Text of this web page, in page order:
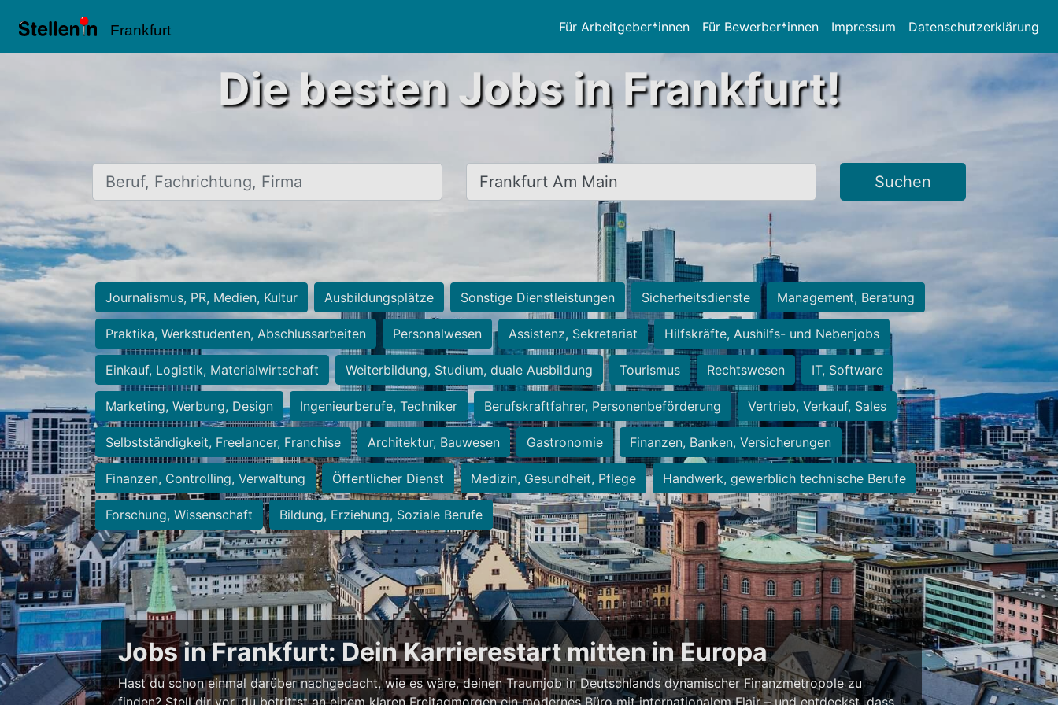
Frankfurt Für Arbeitgeber*innen Für Bewerber*innen Impressum Datenschutzerklärung
Die besten Jobs in Frankfurt!
Beruf, Fachrichtung, Firma Ort, Stadt Suchen
Journalismus, PR, Medien, Kultur Ausbildungsplätze Sonstige Dienstleistungen Sicherheitsdienste Management, Beratung
Praktika, Werkstudenten, Abschlussarbeiten Personalwesen Assistenz, Sekretariat Hilfskräfte, Aushilfs- und Nebenjobs
Einkauf, Logistik, Materialwirtschaft Weiterbildung, Studium, duale Ausbildung Tourismus Rechtswesen IT, Software
Marketing, Werbung, Design Ingenieurberufe, Techniker Berufskraftfahrer, Personenbeförderung Vertrieb, Verkauf, Sales
Selbstständigkeit, Freelancer, Franchise Architektur, Bauwesen Gastronomie Finanzen, Banken, Versicherungen
Finanzen, Controlling, Verwaltung Öffentlicher Dienst Medizin, Gesundheit, Pflege Handwerk, gewerblich technische Berufe
Forschung, Wissenschaft Bildung, Erziehung, Soziale Berufe
Jobs in Frankfurt: Dein Karrierestart mitten in Europa
Hast du schon einmal darüber nachgedacht, wie es wäre, deinen Traumjob in Deutschlands dynamischer Finanzmetropole zu